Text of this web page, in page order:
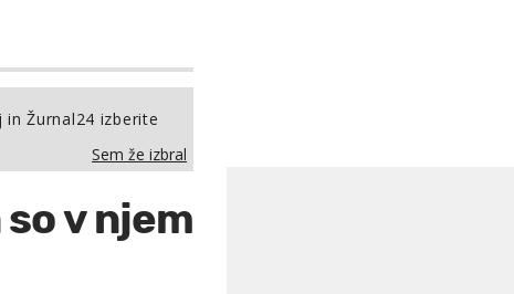
Žurnal24 izberite
Sem že izbral
v njem